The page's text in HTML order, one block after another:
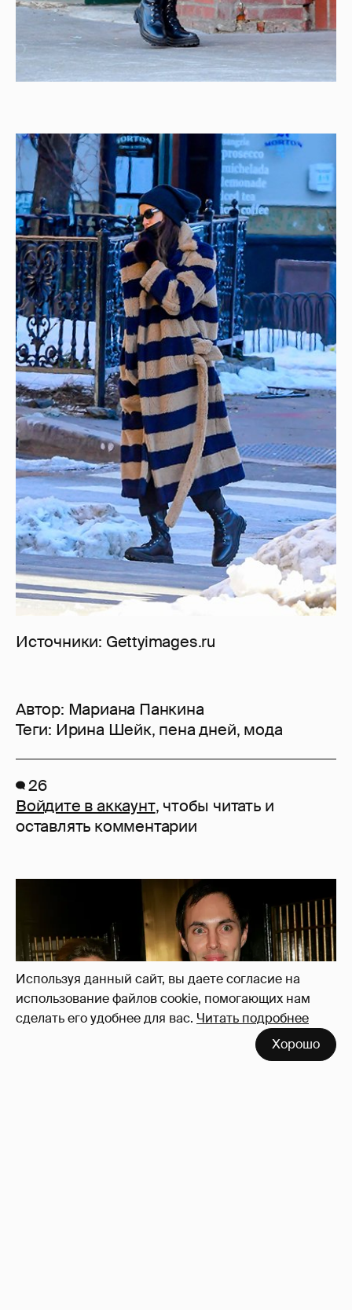
Используя данный сайт, вы даете согласие на
использование файлов cookie, помогающих нам
сделать его удобнее для вас. Читать подробнее
Хорошо
Источники: Gettyimages.ru
Автор: Мариана Панкина
Теги: Ирина Шейк, пена дней, мода
26
Войдите в аккаунт, чтобы читать и
оставлять комментарии